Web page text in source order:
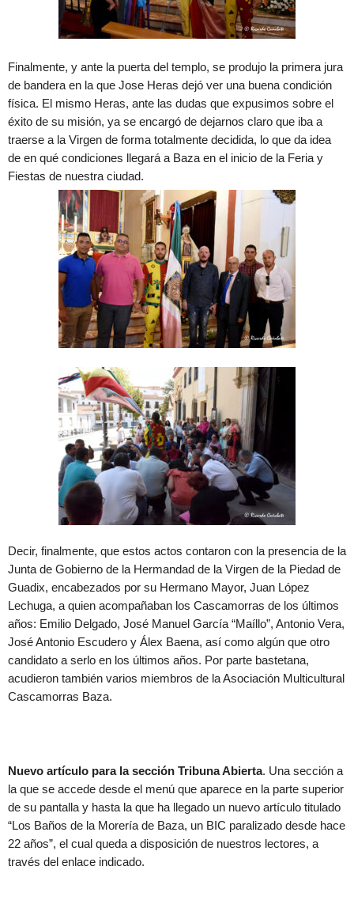
Finalmente, y ante la puerta del templo, se produjo la primera jura
de bandera en la que Jose Heras dejó ver una buena condición
física. El mismo Heras, ante las dudas que expusimos sobre el
éxito de su misión, ya se encargó de dejarnos claro que iba a
traerse a la Virgen de forma totalmente decidida, lo que da idea
de en qué condiciones llegará a Baza en el inicio de la Feria y
Fiestas de nuestra ciudad.
Decir, finalmente, que estos actos contaron con la presencia de la
Junta de Gobierno de la Hermandad de la Virgen de la Piedad de
Guadix, encabezados por su Hermano Mayor, Juan López
Lechuga, a quien acompañaban los Cascamorras de los últimos
años: Emilio Delgado, José Manuel García “Maíllo”, Antonio Vera,
José Antonio Escudero y Álex Baena, así como algún que otro
candidato a serlo en los últimos años. Por parte bastetana,
acudieron también varios miembros de la Asociación Multicultural
Cascamorras Baza.
Nuevo artículo para la sección Tribuna Abierta. Una sección a
la que se accede desde el menú que aparece en la parte superior
de su pantalla y hasta la que ha llegado un nuevo artículo titulado
“Los Baños de la Morería de Baza, un BIC paralizado desde hace
22 años”, el cual queda a disposición de nuestros lectores, a
través del enlace indicado.